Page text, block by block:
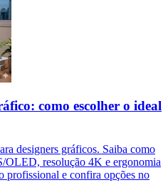
como escolher o ideal
designers gráficos. Saiba como
OLED, resolução 4K e ergonomia
profissional e confira opções no